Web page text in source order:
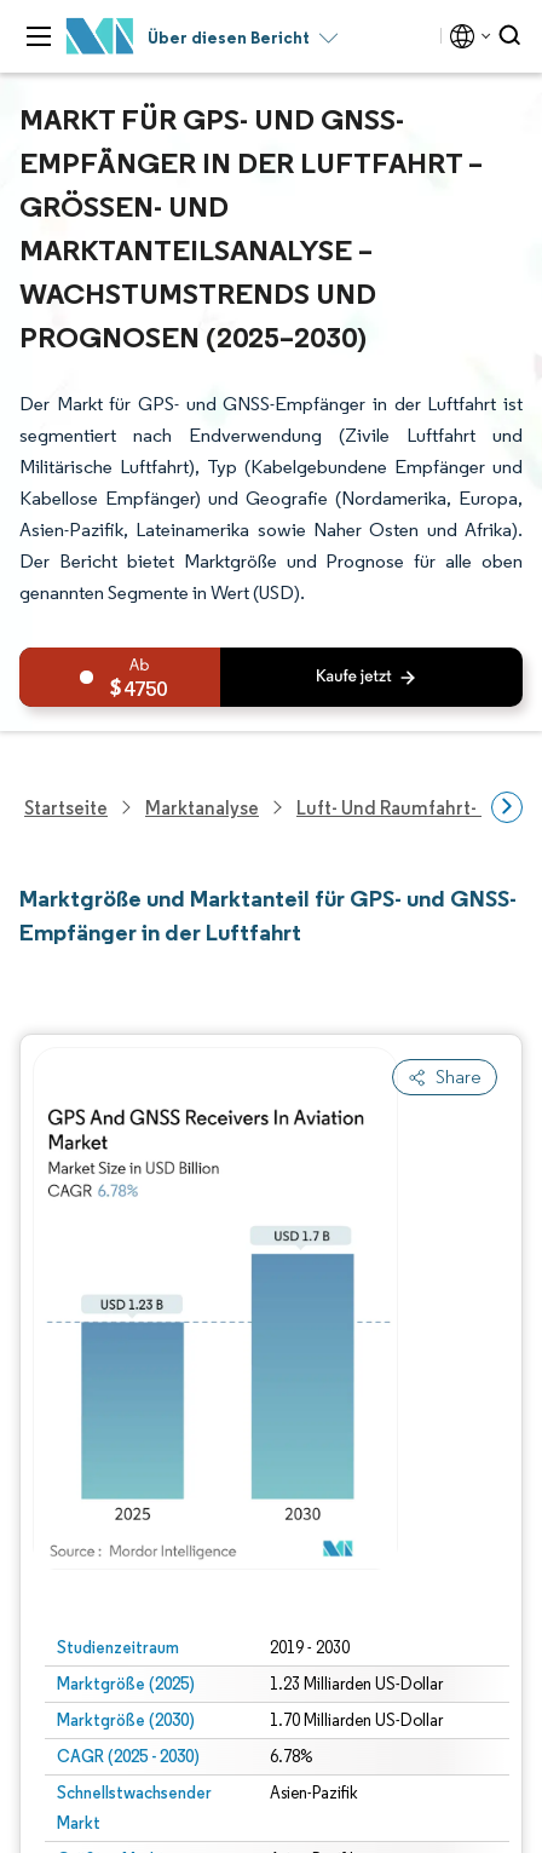
Über diesen Bericht
MARKT FÜR GPS- UND GNSS-
EMPFÄNGER IN DER LUFTFAHRT –
GRÖSSEN- UND M
ARKTANTEILSANALYSE – W
ACHSTUMSTRENDS UND P
ROGNOSEN (2025–2030)
Der Markt für GPS- und GNSS-Empfänger in der Luftfahrt ist
segmentiert nach Endverwendung (Zivile Luftfahrt und
Militärische Luftfahrt), Typ (Kabelgebundene Empfänger und
Kabellose Empfänger) und Geografie (Nordamerika, Europa,
Asien-Pazifik, Lateinamerika sowie Naher Osten und Afrika).
Der Bericht bietet Marktgröße und Prognose für alle oben
genannten Segmente in Wert (USD).
4750
Startseite Marktanalyse Luft- Und Raumfahrt- Und
Marktgröße und Marktanteil für GPS- und GNSS-
Empfänger in der Luftfahrt
Share
Studienzeitraum 2019 - 2030
Marktgröße (2025) 1.23 Milliarden US-Dollar
Marktgröße (2030) 1.70 Milliarden US-Dollar
CAGR (2025 - 2030) 6.78%
Schnellstwachsender
Markt
Asien-Pazifik